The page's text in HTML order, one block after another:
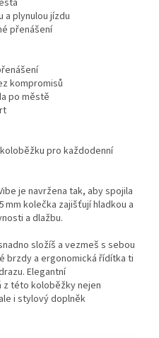
a plynulou jízdu
přenášení
kompromisů
po městě
pro každodenní
je navržena tak, aby spojila
kolečka zajišťují hladkou a
a dlažbu.
složíš a vezmeš s sebou
brzdy a ergonomická řídítka ti
Elegantní
z této koloběžky nejen
i stylový doplněk